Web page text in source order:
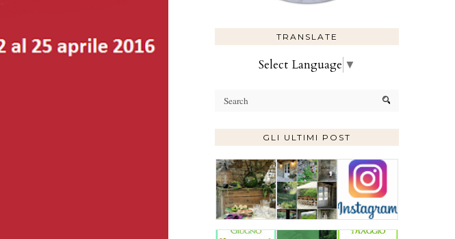
TRANSLATE
Select Language ▼
GLI ULTIMI POST